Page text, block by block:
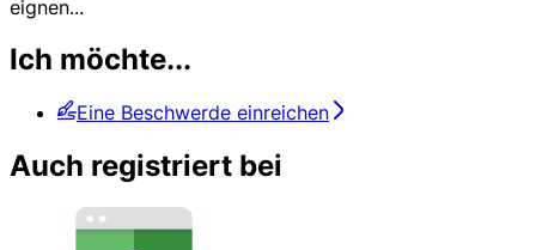
eignen...
Ich möchte...
Eine Beschwerde einreichen
Auch registriert bei